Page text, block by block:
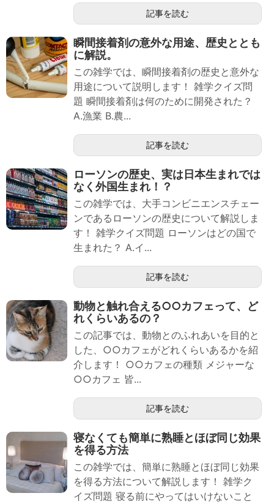
記事を読む
瞬間接着剤の意外な用途、歴史ととも
に解説。
この雑学では、瞬間接着剤の歴史と意外な
用途について説明します！ 雑学クイズ問
題 瞬間接着剤は何のために開発された？
A.漁業 B.農...
記事を読む
ローソンの歴史、実は日本生まれでは
なく外国生まれ！？
この雑学では、大手コンビニエンスチェー
ンであるローソンの歴史について解説しま
す！ 雑学クイズ問題 ローソンはどの国で
生まれた？ A.イ...
記事を読む
動物と触れ合える○○カフェって、ど
れくらいあるの？
この記事では、動物とのふれあいを目的と
した、○○カフェがどれくらいあるかを紹
介します！ ○○カフェの種類 メジャーな
○○カフェ 皆...
記事を読む
寝なくても簡単に熟睡とほぼ同じ効果
を得る方法
この雑学では、簡単に熟睡とほぼ同じ効果
を得る方法について解説します！ 雑学ク
イズ問題 寝る前にやってはいけないこと